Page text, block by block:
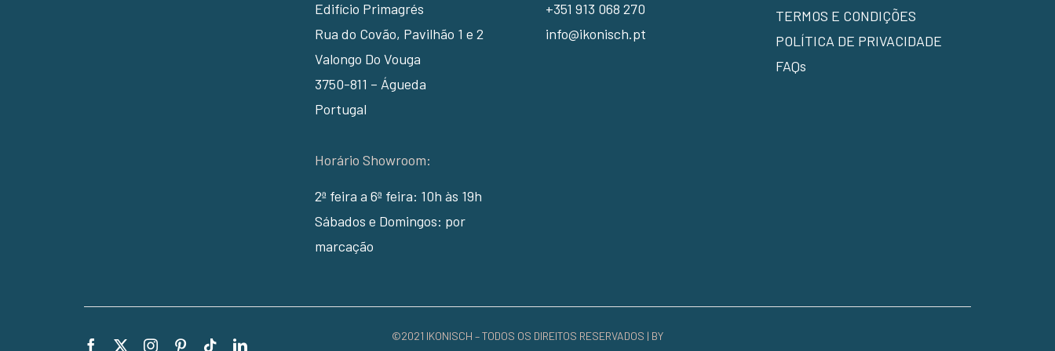
Edifício Primagrés
Rua do Covão, Pavilhão 1 e 2
Valongo Do Vouga
3750-811 – Águeda
Portugal
Horário Showroom:
2ª feira a 6ª feira: 10h às 19h
Sábados e Domingos: por
marcação
+351 913 068 270
info@ikonisch.pt
TERMOS E CONDIÇÕES
POLÍTICA DE PRIVACIDADE
FAQs
©2021 IKONISCH – TODOS OS DIREITOS RESERVADOS | BY